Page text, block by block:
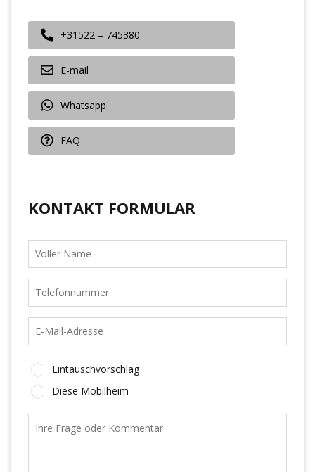
+31522 – 745380
E-mail
Whatsapp
FAQ
KONTAKT FORMULAR
Eintauschvorschlag
Diese Mobilheim